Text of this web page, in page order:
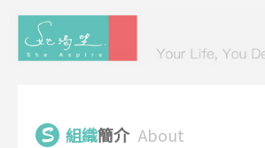
組織簡介 About